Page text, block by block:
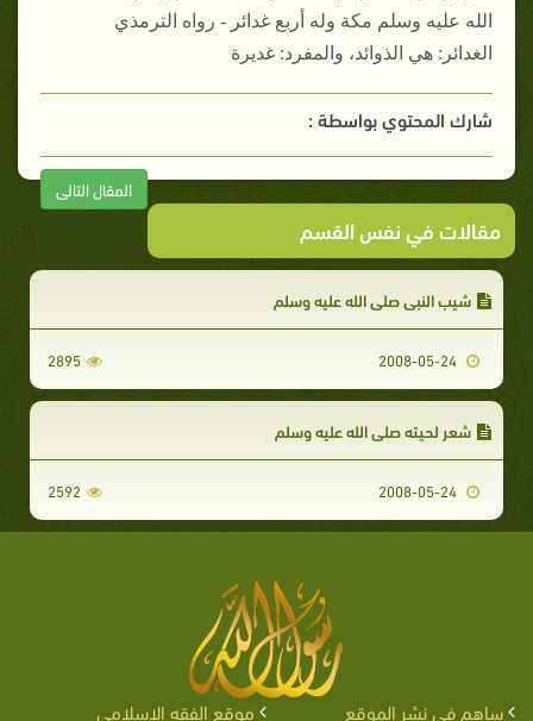
الله عليه وسلم مكة وله أربع غدائر - رواه الترمذي
الغدائر: هي الذوائد، والمفرد: غديرة
شارك المحتوي بواسطة :
المقال التالى
مقالات في نفس القسم
شيب النبي صلى الله عليه وسلم
2895
شعر لحيته صلى الله عليه وسلم
2592
ساهم في نشر الموقع موقع الفقه الإسلامي